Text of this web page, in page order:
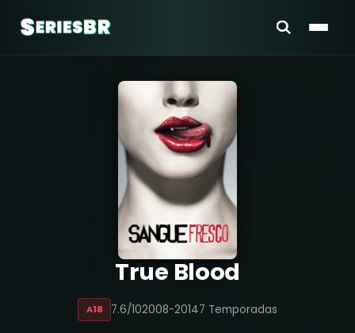
True Blood
A18 7.6/102008-20147 Temporadas